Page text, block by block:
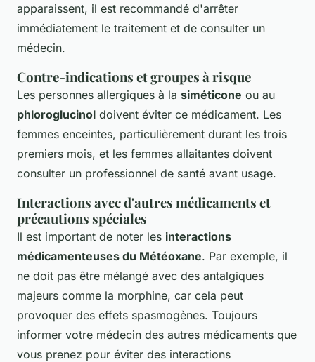
apparaissent, il est recommandé d'arrêter
immédiatement le traitement et de consulter un
médecin.
Contre-indications et groupes à risque
Les personnes allergiques à la siméticone ou au
phloroglucinol doivent éviter ce médicament. Les
femmes enceintes, particulièrement durant les trois
premiers mois, et les femmes allaitantes doivent
consulter un professionnel de santé avant usage.
Interactions avec d'autres médicaments et
précautions spéciales
Il est important de noter les interactions
médicamenteuses du Météoxane. Par exemple, il
ne doit pas être mélangé avec des antalgiques
majeurs comme la morphine, car cela peut
provoquer des effets spasmogènes. Toujours
informer votre médecin des autres médicaments que
vous prenez pour éviter des interactions